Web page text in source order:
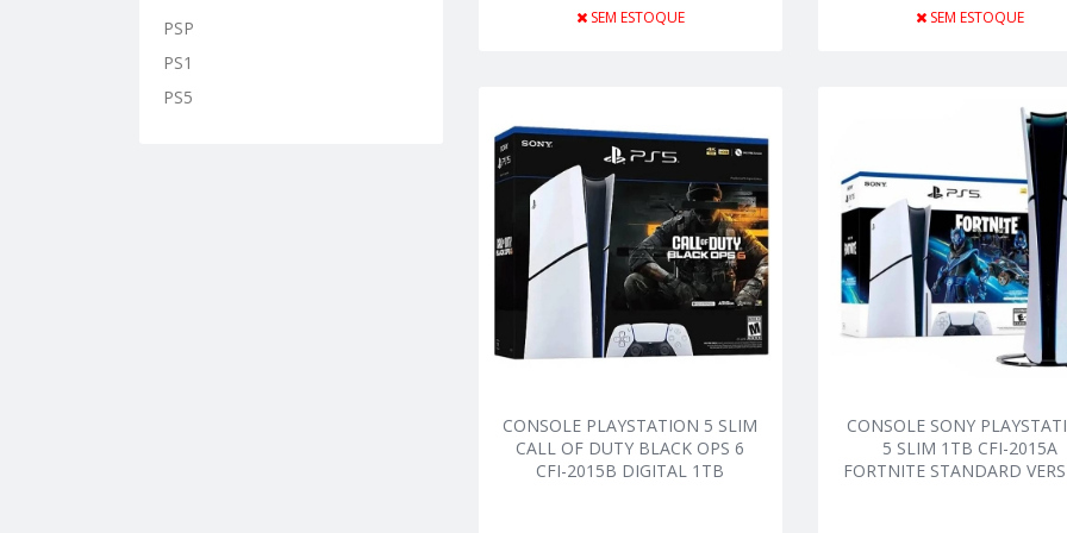
PSP
PS1
PS5
SEM ESTOQUE SEM ESTOQUE
CONSOLE PLAYSTATION 5 SLIM
CALL OF DUTY BLACK OPS 6
CFI-2015B DIGITAL 1TB
CONSOLE SONY
5 SLIM 1TB CFI-2015A
FORTNITE STANDARD